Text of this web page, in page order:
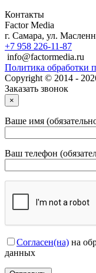
Контакты
Factor Media
г. Самара, ул.
+7 958 226-11-87
info@factormedia.ru
Политика обработки
Copyright © 2014 -
Заказать звонок
×
Ваше имя
Ваш телефон
Согласен(на) на
данных